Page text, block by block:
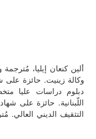
ألين كنعان إيليا،
وكالة زينيت. حائزة على
دبلوم دراسات عليا
اللّبنانية. حائزة على
التثقيف الديني